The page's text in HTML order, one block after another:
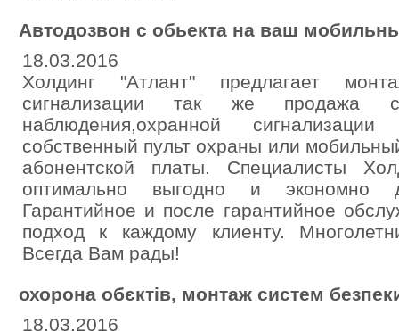
Автодозвон с обьекта на ваш
18.03.2016
Холдинг "Атлант" предлагает
сигнализации так же продажа
наблюдения,охранной
собственный пульт охраны или
абонентской платы. Специалисты
оптимально выгодно и экономно
Гарантийное и после гарантийное
подход к каждому клиенту.
Всегда Вам рады!
охорона обєктів, монтаж систем
18.03.2016